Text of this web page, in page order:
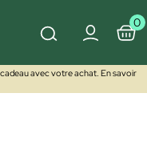
0
avec votre achat. En savoir